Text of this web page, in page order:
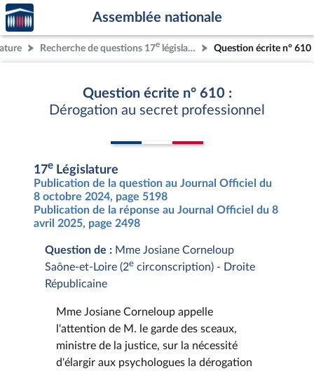
Aller au contenu
Aller en bas de la page
Accèder
à la
page
d'accueil
Assemblée nationale
Recherche de questions 17e législature Question écrite n° 610
Question écrite n° 610 :
Dérogation au secret professionnel
17e Législature
Publication de la question au Journal Officiel du
8 octobre 2024, page 5198
Publication de la réponse au Journal Officiel du 8
avril 2025, page 2498
Question de : Mme Josiane Corneloup
Saône-et-Loire (2e circonscription) - Droite
Républicaine
Mme Josiane Corneloup appelle
l'attention de M. le garde des sceaux,
ministre de la justice, sur la nécessité
d'élargir aux psychologues la dérogation